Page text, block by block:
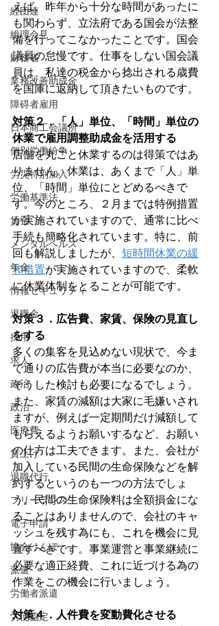
経団連
総理会見
財務省
業務改善助成金
障碍者雇用
日本商工会議所
個別労働紛争
労災特別加入
労働基準法
賃金
メンタルヘルス
年金
情報セキュリティ
退職金
採用
求人
政治
政治
医療費
賃上げ
退職代行
フリーランス
電子申請
協会けんぽ
派遣
労働者派遣
労使協定
えば、昨年から十分な時間があったに
も関わらず、立法府である国会が法整
備を行ってこなかったことです。国会
議員の怠慢です。仕事をしない国会議
員は、私達の税金から捻出される歳費
を国庫に返納して頂きたいものです。
対策２．「人」単位、「時間」単位の
休業で雇用調整助成金を活用する
店舗を丸ごと休業するのは得策ではあ
りません。休業は、あくまで「人」単
位、「時間」単位にとどめるべきで
す。今のところ、２月までは特例措置
が実施されていますので、通常に比べ
手続も簡略化されています。特に、前
回も解説しましたが、 短時間休業の緩
和措置が実施されていますので、柔軟
に休業体制をとることが可能です。
対策３．広告費、家賃、保険の見直し
をする
多くの集客を見込めない現状で、今ま
で通りの広告費が本当に必要なのか、
そうした検討も必要になるでしょう。
また、家賃の減額は大家に毛嫌いされ
ますが、例えば一定期間だけ減額して
もらえるようお願いするなど、お願い
の仕方は工夫できます。また、会社が
加入している民間の生命保険などを解
約するというのも一つの方法でしょ
う。民間の生命保険料は全額損金にな
ることはありませんので、会社のキャ
ッシュを残す為にも、これを機会に見
直すべきです。事業運営と事業継続に
必要な適正経費、これに近づける為の
作業をこの機会に行いましょう。
対策４．人件費を変動費化させる